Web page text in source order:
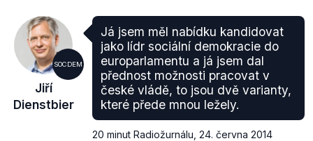
SOCDEM
Jiří
Dienstbier
Já jsem měl nabídku kandidovat
jako lídr sociální demokracie do
europarlamentu a já jsem dal
přednost možnosti pracovat v
české vládě, to jsou dvě varianty,
které přede mnou ležely.
20 minut Radiožurnálu 24. června 2014